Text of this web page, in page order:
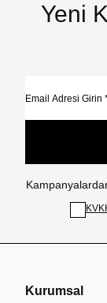
Yeni
Kurumsal